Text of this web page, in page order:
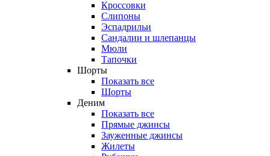
Кроссовки
Слипоны
Эспадрильи
Сандалии и шлепанцы
Мюли
Тапочки
Шорты
Показать все
Шорты
Деним
Показать все
Прямые джинсы
Зауженные джинсы
Жилеты